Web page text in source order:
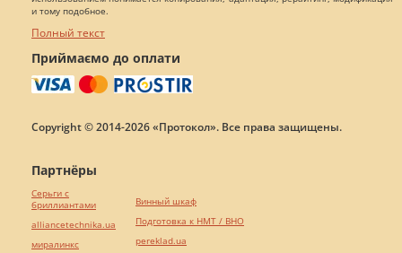
и тому подобное.
Полный текст
Приймаємо до оплати
Copyright © 2014-2026 «Протокол». Все права защищены.
Партнёры
Серьги с
бриллиантами
alliancetechnika.ua
миралинкс
Винный шкаф
Подготовка к НМТ / ВНО
pereklad.ua